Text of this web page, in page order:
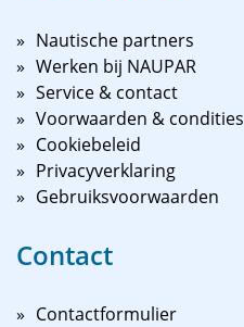
Nautische partners
Werken bij NAUPAR
Service & contact
Voorwaarden & condities
Cookiebeleid
Privacyverklaring
Gebruiksvoorwaarden
Contact
Contactformulier